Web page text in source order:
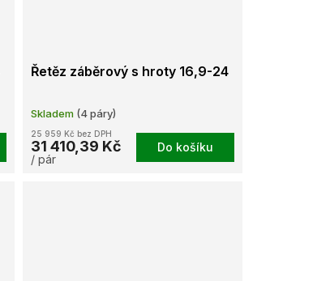
Řetěz záběrový s hroty 16,9-24
Skladem (4 páry)
25 959 Kč bez DPH
31 410,39 Kč
/ pár
Do košíku